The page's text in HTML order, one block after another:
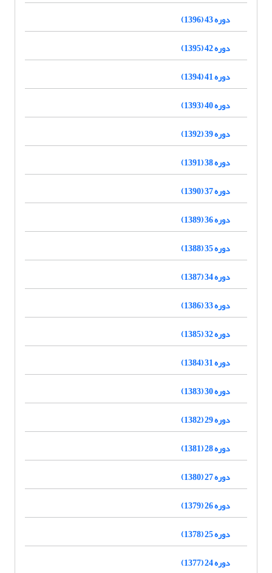
دوره 43 (1396)
دوره 42 (1395)
دوره 41 (1394)
دوره 40 (1393)
دوره 39 (1392)
دوره 38 (1391)
دوره 37 (1390)
دوره 36 (1389)
دوره 35 (1388)
دوره 34 (1387)
دوره 33 (1386)
دوره 32 (1385)
دوره 31 (1384)
دوره 30 (1383)
دوره 29 (1382)
دوره 28 (1381)
دوره 27 (1380)
دوره 26 (1379)
دوره 25 (1378)
دوره 24 (1377)